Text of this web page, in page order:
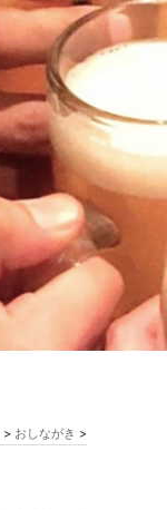
> おしながき >